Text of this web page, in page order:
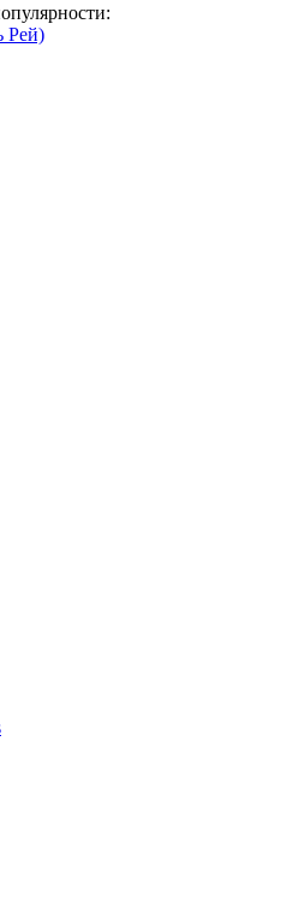
Рей)